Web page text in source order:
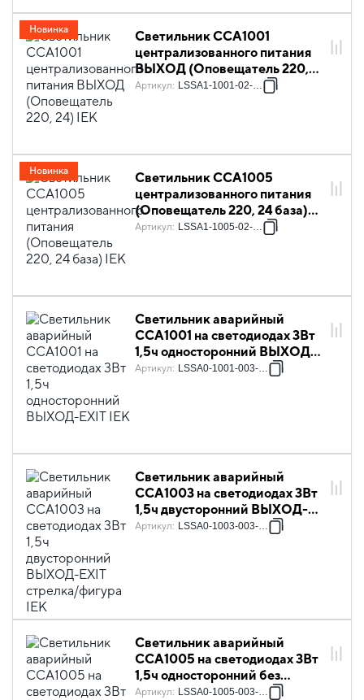
Светильник ССА1001
централизованного питания
ВЫХОД (Оповещатель 220,
24) IEK
Артикул: LSSA1-1001-02-K03
Новинка
Светильник ССА1005
централизованного питания
(Оповещатель 220, 24 база)
IEK
Артикул: LSSA1-1005-02-K03
Новинка
Светильник аварийный
ССА1001 на светодиодах 3Вт
1,5ч односторонний ВЫХОД-
EXIT IEK
Артикул: LSSA0-1001-003-K03
Светильник аварийный
ССА1003 на светодиодах 3Вт
1,5ч двусторонний ВЫХОД-
EXIT стрелка/фигура IEK
Артикул: LSSA0-1003-003-K03
Светильник аварийный
ССА1005 на светодиодах 3Вт
1,5ч односторонний без
наклейки IEK
Артикул: LSSA0-1005-003-K03